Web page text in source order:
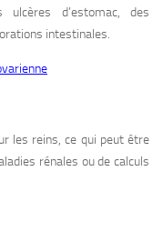
d’estomac, des
intestinales.
les reins, ce qui peut être
rénales ou de calculs